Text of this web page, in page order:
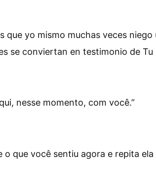
que yo mismo muchas veces
se conviertan en testimonio de
nesse momento, com você.”
o que você sentiu agora e repita